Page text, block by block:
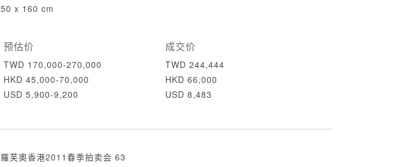
50 x 160 cm
预估价
TWD 170,000-270,000
HKD 45,000-70,000
USD 5,900-9,200
成交价
TWD 244,444
HKD 66,000
USD 8,483
羅芙奧香港2011春季拍卖会 63